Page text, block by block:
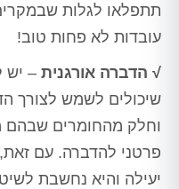
תתפלאו לגלות
עובדות לא פחות טוב!
√ הדברה אורגנית – יש
שיכולים לשמש לצורך
וחלק מהחומרים שבהם
פרטני להדברה. עם
יעילה והיא נחשבת